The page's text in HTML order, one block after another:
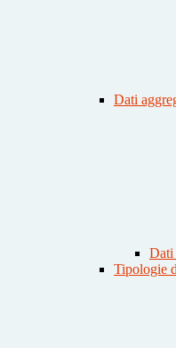
Dati
Dati
Tipologie